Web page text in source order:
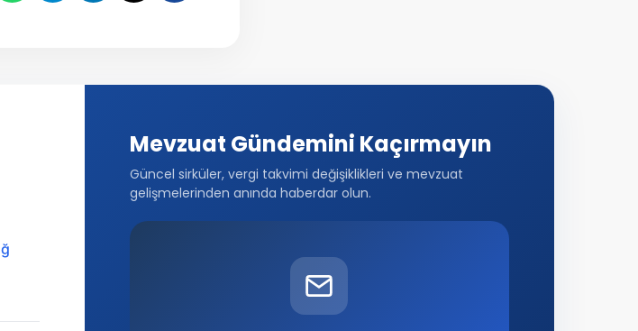
Mevzuat Gündemini Kaçırmayın
Güncel sirküler, vergi takvimi değişiklikleri ve mevzuat
gelişmelerinden anında haberdar olun.